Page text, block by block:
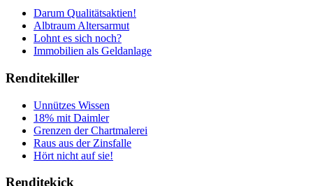
Darum Qualitätsaktien!
Albtraum Altersarmut
Lohnt es sich noch?
Immobilien als Geldanlage
Renditekiller
Unnützes Wissen
18% mit Daimler
Grenzen der Chartmalerei
Raus aus der Zinsfalle
Hört nicht auf sie!
Renditekick